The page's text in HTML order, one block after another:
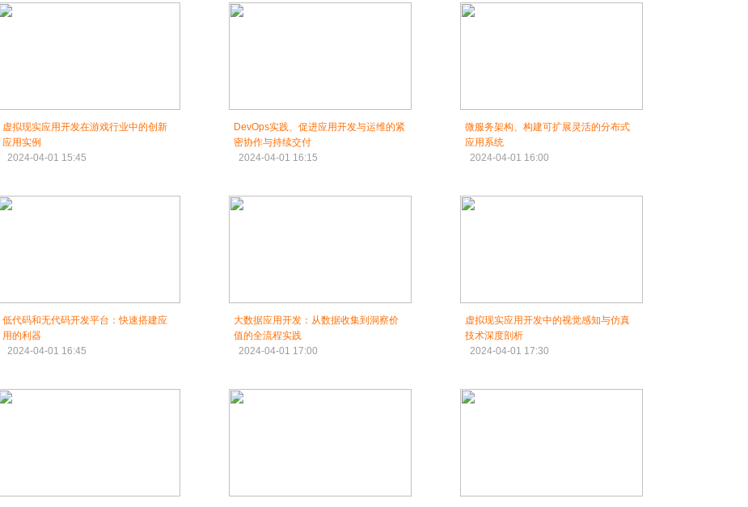
虚拟现实应用开发在游戏行业中的创新
应用实例
2024-04-01 15:45
DevOps实践、促进应用开发与运维的紧
密协作与持续交付
2024-04-01 16:15
微服务架构、构建可扩展灵活的分布式
应用系统
2024-04-01 16:00
低代码和无代码开发平台：快速搭建应
用的利器
2024-04-01 16:45
大数据应用开发：从数据收集到洞察价
值的全流程实践
2024-04-01 17:00
虚拟现实应用开发中的视觉感知与仿真
技术深度剖析
2024-04-01 17:30